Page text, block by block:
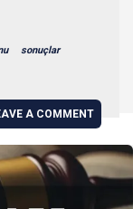
sonuçlar
A COMMENT